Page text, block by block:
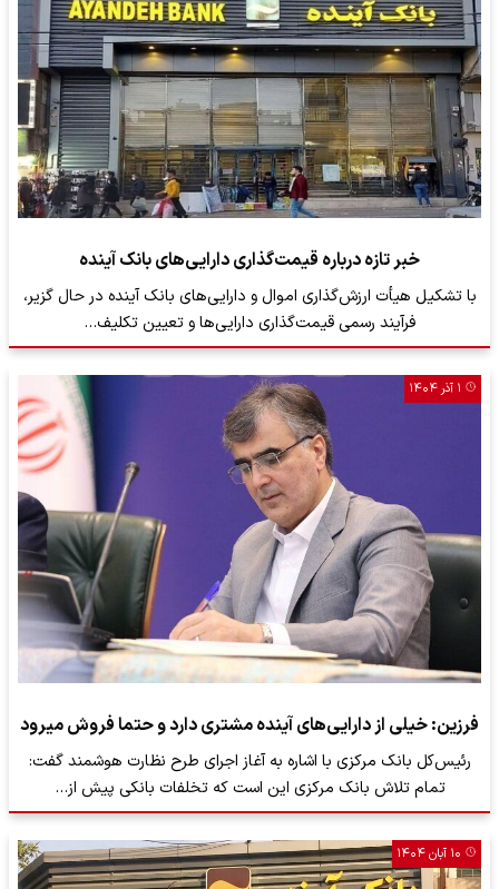
خبر تازه درباره قیمت‌گذاری دارایی‌های بانک آینده
با تشکیل هیأت ارزش‌گذاری اموال و دارایی‌های بانک آینده در حال گزیر،
فرآیند رسمی قیمت‌گذاری دارایی‌ها و تعیین تکلیف…
۱ آذر ۱۴۰۴
فرزین: خیلی از دارایی‌های آینده مشتری دارد و حتما فروش میرود
رئیس‌کل بانک مرکزی با اشاره به آغاز اجرای طرح نظارت هوشمند گفت:
تمام تلاش بانک مرکزی این است که تخلفات بانکی پیش از…
۱۰ آبان ۱۴۰۴